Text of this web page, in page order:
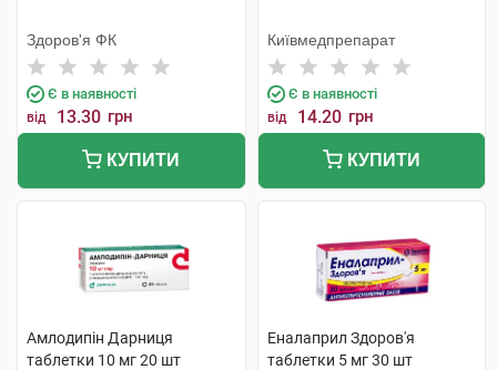
Здоров'я ФК
Є в наявності
від 13.30 грн
КУПИТИ
Київмедпрепарат
Є в наявності
від 14.20 грн
КУПИТИ
Амлодипін Дарниця
таблетки 10 мг 20 шт
Еналаприл Здоров'я
таблетки 5 мг 30 шт